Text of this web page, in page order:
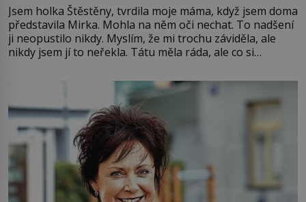
Jsem holka Štěstěny, tvrdila moje máma, když jsem doma
představila Mirka. Mohla na něm oči nechat. To nadšení
ji neopustilo nikdy. Myslím, že mi trochu záviděla, ale
nikdy jsem jí to neřekla. Tátu měla ráda, ale co si
Jsme spolu moc rádi Tehdy byla jiná doba, když